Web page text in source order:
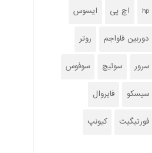
hp اچ پی ایسوس
دوربین فاواجم روتر
سرور سوئیچ سوفوس
سیسکو فایروال
فورتیگیت کیونپ